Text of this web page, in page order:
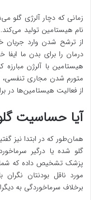
زمانی که دچار آلرژی گلو
نام هیستامین تولید
از ترشح شدن وارد
درمان را برای بدن ما
هیستامین با آلرژن مبارزه
متورم شدن مجاری تنفسی،
از فعالیت هیستامین‌ها در
آیا حساسیت
همان‌طور که در ابتدا نیز
گلو شده یا درگیر
پزشک تشخیص داده که شما
مورد ناقل بودنتان نگران
برخلاف سرماخوردگی به